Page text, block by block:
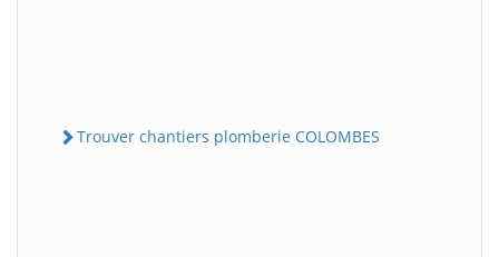
Trouver chantiers plomberie COLOMBES